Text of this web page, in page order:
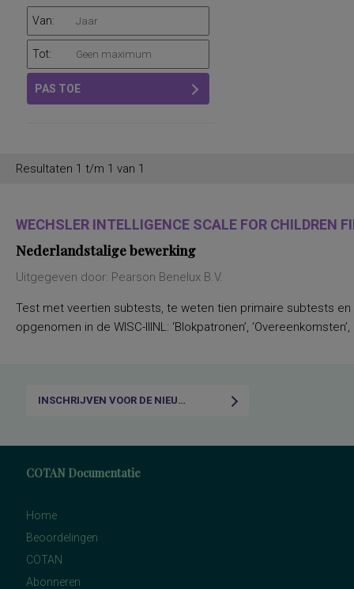
Van:
Tot:
PAS TOE
Resultaten 1 t/m 1 van 1
WECHSLER INTELLIGENCE SCALE FOR CHILDREN
Nederlandstalige bewerking
Uitgegeven door: Pearson Benelux B.V.
Test met veertien subtests, te weten tien primaire subtests
opgenomen in de WISC-IIINL: ‘Blokpatronen’,
INSCHRIJVEN VOOR DE NIEUWSBRIEF
COTAN Documentatie
Home
Beoordelingen
COTAN
Abonneren